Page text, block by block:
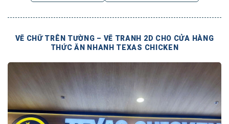
VẼ CHỮ TRÊN TƯỜNG – VẼ TRANH 2D CHO CỬA HÀNG
THỨC ĂN NHANH TEXAS CHICKEN